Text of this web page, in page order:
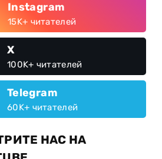
Instagram
15K+ читателей
X
100K+ читателей
Telegram
60K+ читателей
НАС НА